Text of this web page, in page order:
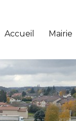
Accueil Mairie